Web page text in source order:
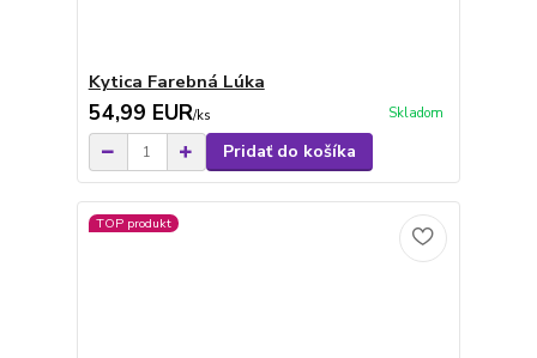
Kytica Farebná Lúka
54,99 EUR/ks Skladom
Pridať do košíka
TOP produkt